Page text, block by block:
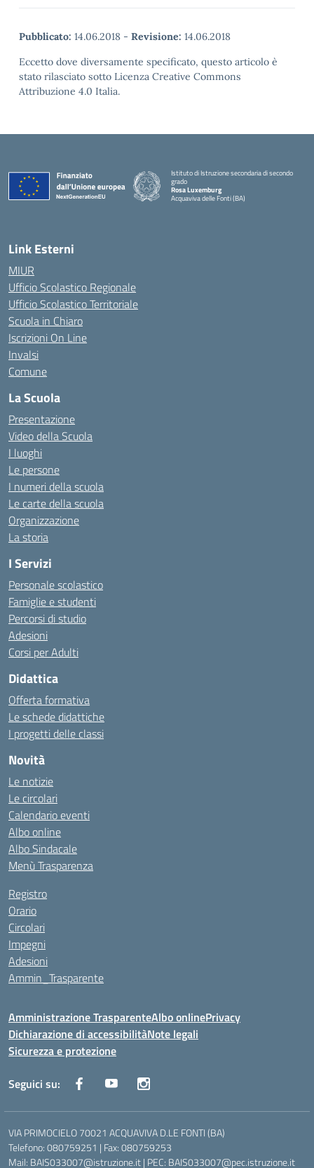
Pubblicato: 14.06.2018 - Revisione: 14.06.2018
Eccetto dove diversamente specificato, questo articolo è
stato rilasciato sotto Licenza Creative Commons
Attribuzione 4.0 Italia.
Istituto di Istruzione secondaria di secondo
grado
Rosa Luxemburg
Acquaviva delle Fonti (BA)
Link Esterni
MIUR
Ufficio Scolastico Regionale
Ufficio Scolastico Territoriale
Scuola in Chiaro
Iscrizioni On Line
Invalsi
Comune
La Scuola
Presentazione
Video della Scuola
I luoghi
Le persone
I numeri della scuola
Le carte della scuola
Organizzazione
La storia
I Servizi
Personale scolastico
Famiglie e studenti
Percorsi di studio
Adesioni
Corsi per Adulti
Didattica
Offerta formativa
Le schede didattiche
I progetti delle classi
Novità
Le notizie
Le circolari
Calendario eventi
Albo online
Albo Sindacale
Menù Trasparenza
Registro
Orario
Circolari
Impegni
Adesioni
Ammin_Trasparente
Amministrazione TrasparenteAlbo onlinePrivacy
Dichiarazione di accessibilitàNote legali
Sicurezza e protezione
Seguici su:
VIA PRIMOCIELO 70021 ACQUAVIVA D.LE FONTI (BA)
Telefono: 080759251 | Fax: 080759253
Mail: BAIS033007@istruzione.it | PEC: BAIS033007@pec.istruzione.it